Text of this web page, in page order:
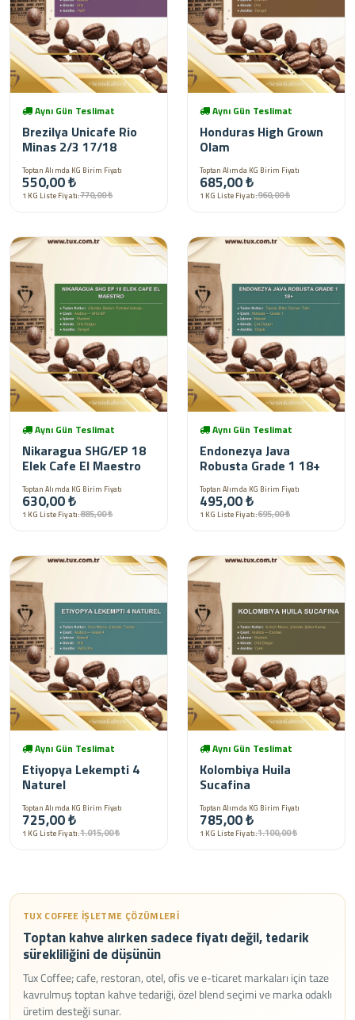
Aynı Gün Teslimat
Brezilya Unicafe Rio
Minas 2/3 17/18
Toptan Alımda KG Birim Fiyatı
550,00 ₺
1 KG Liste Fiyatı:770,00 ₺
Aynı Gün Teslimat
Honduras High Grown
Olam
Toptan Alımda KG Birim Fiyatı
685,00 ₺
1 KG Liste Fiyatı:960,00 ₺
Aynı Gün Teslimat
Nikaragua SHG/EP 18
Elek Cafe El Maestro
Toptan Alımda KG Birim Fiyatı
630,00 ₺
1 KG Liste Fiyatı:885,00 ₺
Aynı Gün Teslimat
Endonezya Java
Robusta Grade 1 18+
Toptan Alımda KG Birim Fiyatı
495,00 ₺
1 KG Liste Fiyatı:695,00 ₺
Aynı Gün Teslimat
Etiyopya Lekempti 4
Naturel
Toptan Alımda KG Birim Fiyatı
725,00 ₺
1 KG Liste Fiyatı:1.015,00 ₺
Aynı Gün Teslimat
Kolombiya Huila
Sucafina
Toptan Alımda KG Birim Fiyatı
785,00 ₺
1 KG Liste Fiyatı:1.100,00 ₺
TUX COFFEE IŞLETME ÇÖZÜMLERI
Toptan kahve alırken sadece fiyatı değil, tedarik
sürekliliğini de düşünün
Tux Coffee; cafe, restoran, otel, ofis ve e-ticaret markaları için taze
kavrulmuş toptan kahve tedariği, özel blend seçimi ve marka odaklı
üretim desteği sunar.